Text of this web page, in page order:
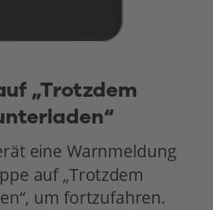
„Trotzdem
eine Warnmeldung
auf „Trotzdem
um fortzufahren.